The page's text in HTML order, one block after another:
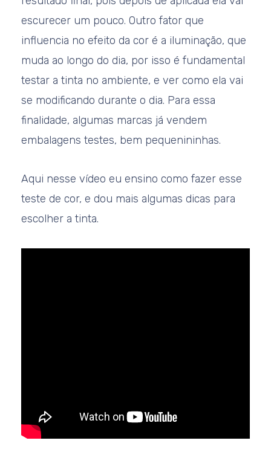
escurecer um pouco. Outro fator que
influencia no efeito da cor é a iluminação, que
muda ao longo do dia, por isso é fundamental
testar a tinta no ambiente, e ver como ela vai
se modificando durante o dia. Para essa
finalidade, algumas marcas já vendem
embalagens testes, bem pequenininhas.
Aqui nesse vídeo eu ensino como fazer esse
teste de cor, e dou mais algumas dicas para
escolher a tinta.